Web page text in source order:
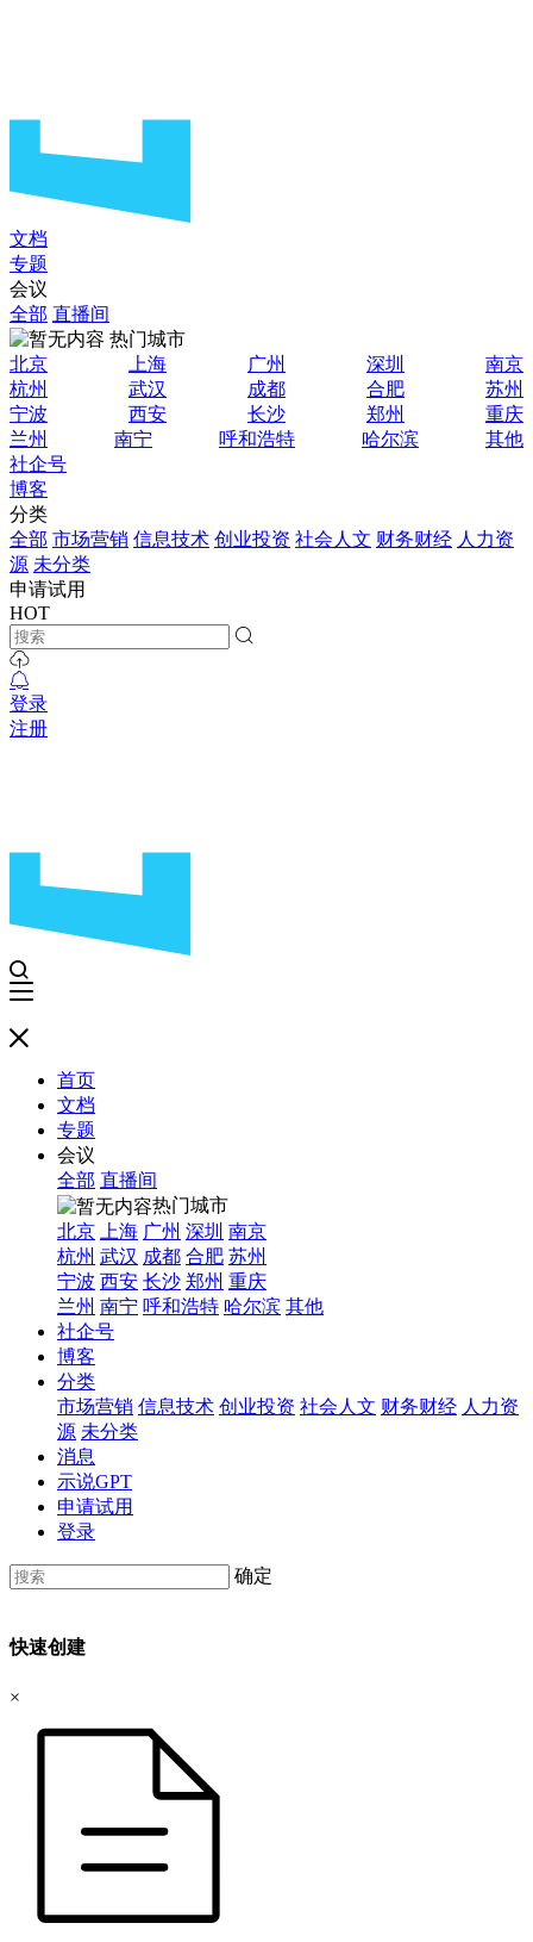
文档
专题
会议
全部 直播间
热门城市
北京
上海 广州 深圳
南京
杭州
武汉 成都 合肥
苏州
宁波
西安 长沙 郑州
重庆
兰州
南宁 呼和浩特 哈尔滨
其他
社企号
博客
分类
全部 市场营销 信息技术 创业投资 社会人文 财务财经 人力资
源 未分类
申请试用
HOT
登录
注册
首页
文档
专题
会议
全部 直播间
热门城市
北京
上海 广州 深圳 南京
杭州 武汉 成都 合肥 苏州
宁波 西安 长沙 郑州 重庆
兰州 南宁 呼和浩特 哈尔滨 其他
社企号
博客
分类
市场营销 信息技术 创业投资 社会人文 财务财经 人力资
源 未分类
消息
示说GPT
申请试用
登录
确定
快速创建
×